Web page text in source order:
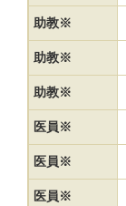
助教※
助教※
助教※
医員※
医員※
医員※